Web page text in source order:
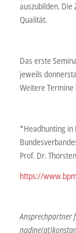
auszubilden.
Qualität.
Das erste
jeweils
Weitere
*Headhunting in
Prof. Dr.
https://
Ansprechpartner